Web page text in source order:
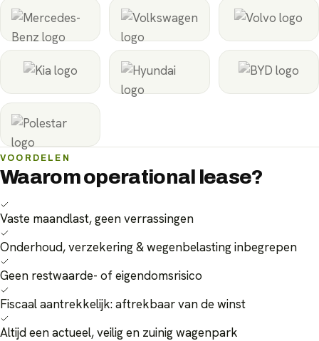
VOORDELEN
Waaromoperational lease?
Vaste maandlast, geen verrassingen
Onderhoud, verzekering & wegenbelasting inbegrepen
Geen restwaarde- of eigendomsrisico
Fiscaal aantrekkelijk: aftrekbaar van de winst
Altijd een actueel, veilig en zuinig wagenpark